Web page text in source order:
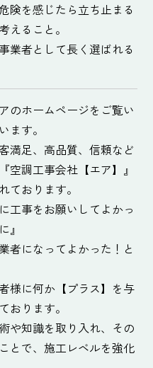
険を感じたら立ち止まる
えること。
業者として長く選ばれる
のホームページをご覧い
ます。
満足、高品質、信頼など
空調工事会社【エア】』
ております。
工事をお願いしてよかっ
』
者になってよかった！と
様に何か【プラス】を与
おります。
や知識を取り入れ、その
とで、施工レベルを強化